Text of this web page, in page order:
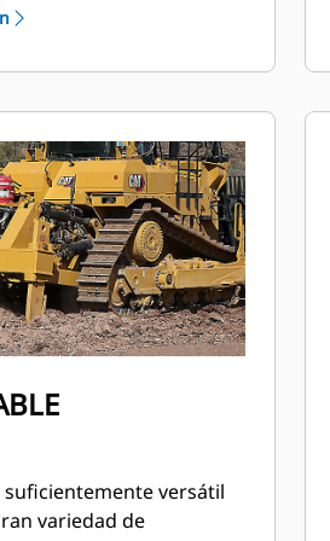
transferidas al
más suave y
y hoja de empuje
esfuerzo, son
y permiten
forma segura y
suficientemente versátil
variedad de